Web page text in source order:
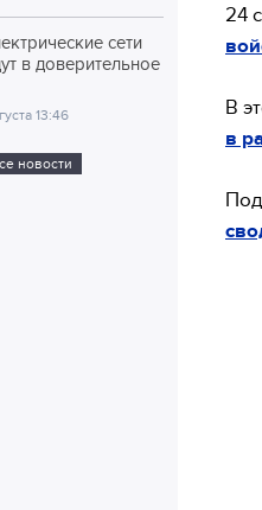
сети
в доверительное
13:46
новости
24
В
в